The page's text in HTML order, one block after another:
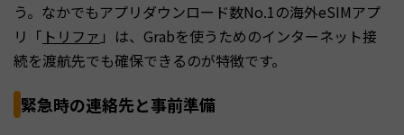
う。なかでもアプリダウンロード数No.1の海外eSIMアプ
リ「 トリファ 」は、Grabを使うためのインターネット接
続を渡航先でも確保できるのが特徴です。
緊急時の連絡先と事前準備